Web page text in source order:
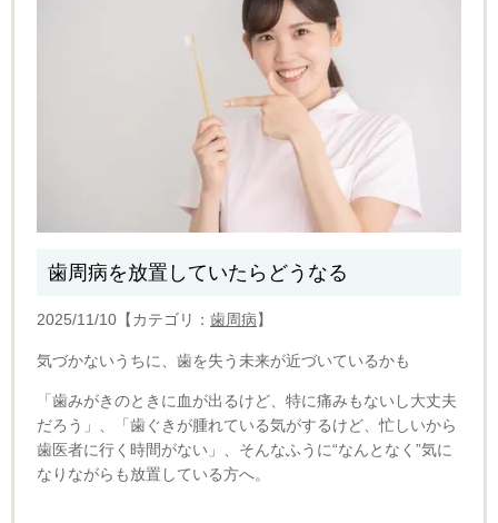
歯周病を放置していたらどうなる
2025/11/10【カテゴリ： 歯周病】
気づかないうちに、歯を失う未来が近づいているかも
「歯みがきのときに血が出るけど、特に痛みもないし大丈夫
だろう」、
「歯ぐきが腫れている気がするけど、忙しいから
歯医者に行く時間がない」、 そんなふうに“なんとなく”気に
なりながらも放置している方へ。